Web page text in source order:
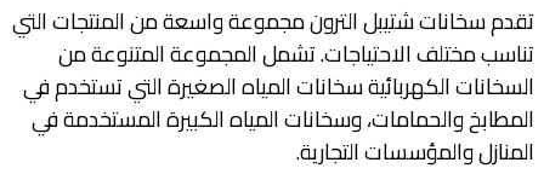
تقدم سخانات شتيبل الترون مجموعة واسعة من المنتجات التي
تناسب مختلف الاحتياجات. تشمل المجموعة المتنوعة من
السخانات الكهربائية سخانات المياه الصغيرة التي تستخدم في
المطابخ والحمامات، وسخانات المياه الكبيرة المستخدمة في
المنازل والمؤسسات التجارية.